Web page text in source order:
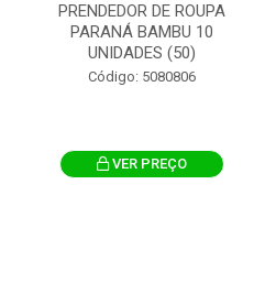
PRENDEDOR DE ROUPA
PARANÁ BAMBU 10
UNIDADES (50)
Código: 5080806
VER PREÇO